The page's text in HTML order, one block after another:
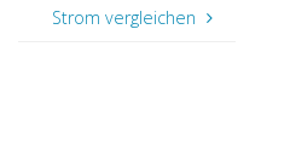
Strom vergleichen